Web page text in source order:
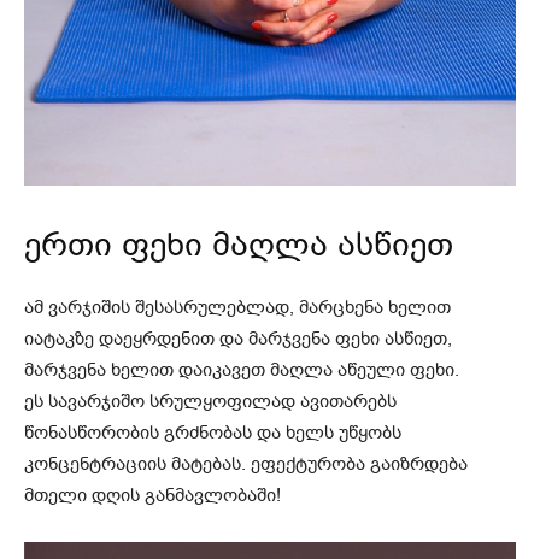
ერთი ფეხი მაღლა ასწიეთ
ამ ვარჯიშის შესასრულებლად, მარცხენა ხელით
იატაკზე დაეყრდენით და მარჯვენა ფეხი ასწიეთ,
მარჯვენა ხელით დაიკავეთ მაღლა აწეული ფეხი.
ეს სავარჯიშო სრულყოფილად ავითარებს
წონასწორობის გრძნობას და ხელს უწყობს
კონცენტრაციის მატებას. ეფექტურობა გაიზრდება
მთელი დღის განმავლობაში!